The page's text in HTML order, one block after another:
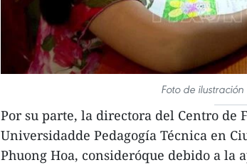
Foto de
Por su parte, la directora del Centro de
Universidadde Pedagogía Técnica en
Phuong Hoa, consideróque debido a